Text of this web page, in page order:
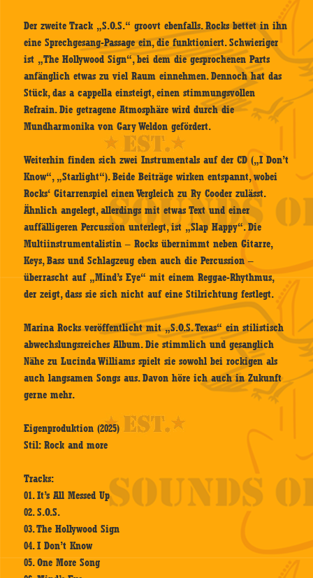
Der zweite Track „S.O.S.“ groovt ebenfalls. Rocks bettet in ihn
eine Sprechgesang-Passage ein, die funktioniert. Schwieriger
ist „The Hollywood Sign“, bei dem die gesprochenen Parts
anfänglich etwas zu viel Raum einnehmen. Dennoch hat das
Stück, das a cappella einsteigt, einen stimmungsvollen
Refrain. Die getragene Atmosphäre wird durch die
Mundharmonika von Gary Weldon gefördert.
Weiterhin finden sich zwei Instrumentals auf der CD („I Don’t
Know“, „Starlight“). Beide Beiträge wirken entspannt, wobei
Rocks‘ Gitarrenspiel einen Vergleich zu Ry Cooder zulässt.
Ähnlich angelegt, allerdings mit etwas Text und einer
auffälligeren Percussion unterlegt, ist „Slap Happy“. Die
Multiinstrumentalistin – Rocks übernimmt neben Gitarre,
Keys, Bass und Schlagzeug eben auch die Percussion –
überrascht auf „Mind’s Eye“ mit einem Reggae-Rhythmus,
der zeigt, dass sie sich nicht auf eine Stilrichtung festlegt.
Marina Rocks veröffentlicht mit „S.O.S. Texas“ ein stilistisch
abwechslungsreiches Album. Die stimmlich und gesanglich
Nähe zu Lucinda Williams spielt sie sowohl bei rockigen als
auch langsamen Songs aus. Davon höre ich auch in Zukunft
gerne mehr.
Eigenproduktion (2025)
Stil: Rock and more
Tracks:
01. It’s All Messed Up
02. S.O.S.
03. The Hollywood Sign
04. I Don’t Know
05. One More Song